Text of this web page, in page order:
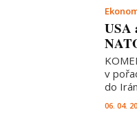
USA
v
do
06. 04.